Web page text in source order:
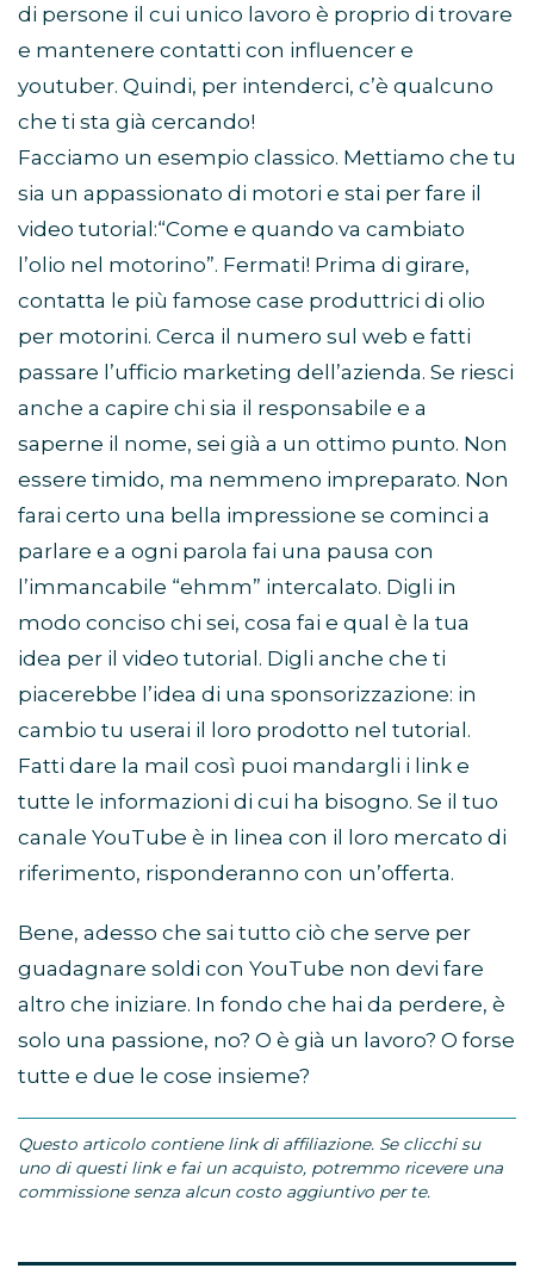
di persone il cui unico lavoro è proprio di trovare
e mantenere contatti con influencer e
youtuber. Quindi, per intenderci, c’è qualcuno
che ti sta già cercando!
Facciamo un esempio classico. Mettiamo che tu
sia un appassionato di motori e stai per fare il
video tutorial:“Come e quando va cambiato
l’olio nel motorino”. Fermati! Prima di girare,
contatta le più famose case produttrici di olio
per motorini. Cerca il numero sul web e fatti
passare l’ufficio marketing dell’azienda. Se riesci
anche a capire chi sia il responsabile e a
saperne il nome, sei già a un ottimo punto. Non
essere timido, ma nemmeno impreparato. Non
farai certo una bella impressione se cominci a
parlare e a ogni parola fai una pausa con
l’immancabile “ehmm” intercalato. Digli in
modo conciso chi sei, cosa fai e qual è la tua
idea per il video tutorial. Digli anche che ti
piacerebbe l’idea di una sponsorizzazione: in
cambio tu userai il loro prodotto nel tutorial.
Fatti dare la mail così puoi mandargli i link e
tutte le informazioni di cui ha bisogno. Se il tuo
canale YouTube è in linea con il loro mercato di
riferimento, risponderanno con un’offerta.
Bene, adesso che sai tutto ciò che serve per
guadagnare soldi con YouTube non devi fare
altro che iniziare. In fondo che hai da perdere, è
solo una passione, no? O è già un lavoro? O forse
tutte e due le cose insieme?
Questo articolo contiene link di affiliazione. Se clicchi su
uno di questi link e fai un acquisto, potremmo ricevere una
commissione senza alcun costo aggiuntivo per te.